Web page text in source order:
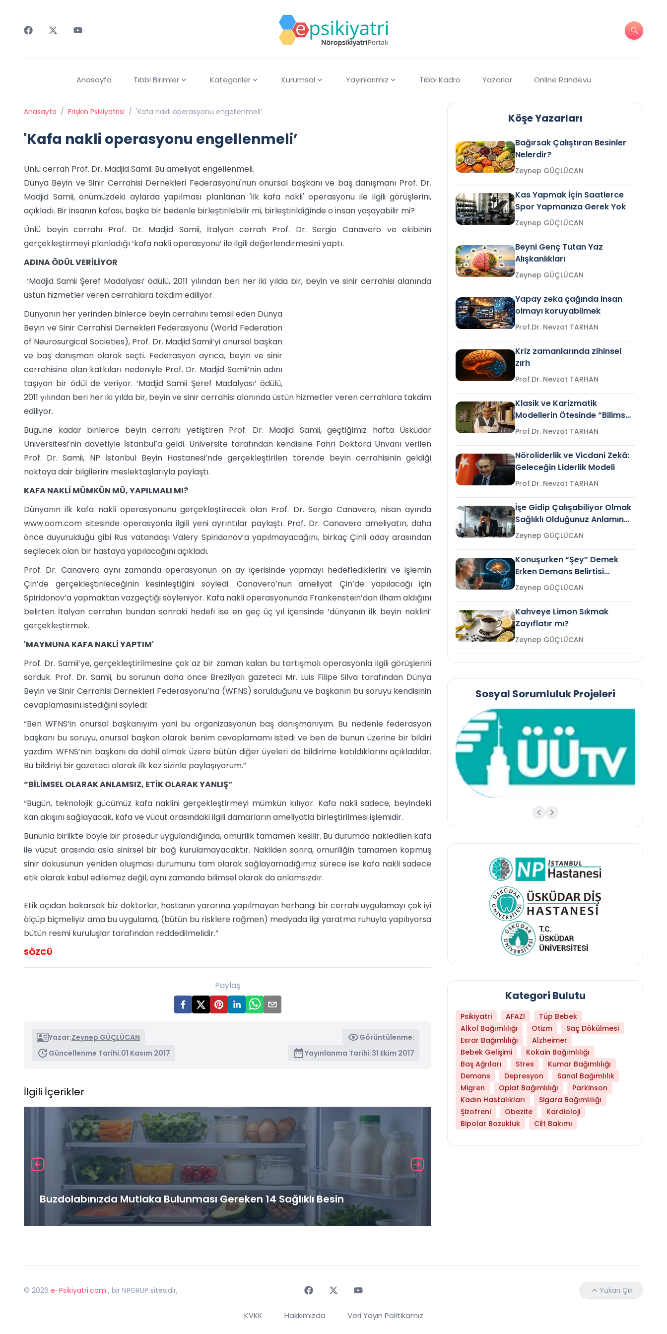
Anasayfa Tıbbi Birimler Kategoriler Kurumsal Yayınlarımız Tıbbi Kadro Yazarlar Online Randevu
Anasayfa / Erişkin Psikiyatrisi / 'Kafa nakli operasyonu engellenmeli’
'Kafa nakli operasyonu engellenmeli’
Ünlü cerrah Prof. Dr. Madjid Samii: Bu ameliyat engellenmeli.
Dünya Beyin ve Sinir Cerrahisi Dernekleri Federasyonu'nun onursal başkanı ve baş danışmanı Prof. Dr.
Madjid Samii, önümüzdeki aylarda yapılması planlanan 'ilk kafa nakli' operasyonu ile ilgili görüşlerini,
açıkladı. Bir insanın kafası, başka bir bedenle birleştirilebilir mi, birleştirildiğinde o insan yaşayabilir mi?
Ünlü beyin cerrahı Prof. Dr. Madjid Samii, İtalyan cerrah Prof. Dr. Sergio Canavero ve ekibinin
gerçekleştirmeyi planladığı ‘kafa nakli operasyonu’ ile ilgili değerlendirmesini yaptı.
ADINA ÖDÜL VERİLİYOR
‘Madjid Samii Şeref Madalyası’ ödülü, 2011 yılından beri her iki yılda bir, beyin ve sinir cerrahisi alanında
üstün hizmetler veren cerrahlara takdim ediliyor.
Dünyanın her yerinden binlerce beyin cerrahını temsil eden Dünya
Beyin ve Sinir Cerrahisi Dernekleri Federasyonu (World Federation
of Neurosurgical Societies), Prof. Dr. Madjid Samii’yi onursal başkan
ve baş danışman olarak seçti. Federasyon ayrıca, beyin ve sinir
cerrahisine olan katkıları nedeniyle Prof. Dr. Madjid Samii’nin adını
taşıyan bir ödül de veriyor. ‘Madjid Samii Şeref Madalyası’ ödülü,
2011 yılından beri her iki yılda bir, beyin ve sinir cerrahisi alanında üstün hizmetler veren cerrahlara takdim
ediliyor.
Bugüne kadar binlerce beyin cerrahı yetiştiren Prof. Dr. Madjid Samii, geçtiğimiz hafta Üsküdar
Üniversitesi’nin davetiyle İstanbul’a geldi. Üniversite tarafından kendisine Fahri Doktora Ünvanı verilen
Prof. Dr. Samii, NP İstanbul Beyin Hastanesi’nde gerçekleştirilen törende beyin cerrahisinin geldiği
noktaya dair bilgilerini meslektaşlarıyla paylaştı.
KAFA NAKLİ MÜMKÜN MÜ, YAPILMALI MI?
Dünyanın ilk kafa nakli operasyonunu gerçekleştirecek olan Prof. Dr. Sergio Canavero, nisan ayında
www.oom.com sitesinde operasyonla ilgili yeni ayrıntılar paylaştı. Prof. Dr. Canavero ameliyatın, daha
önce duyurulduğu gibi Rus vatandaşı Valery Spiridonov’a yapılmayacağını, birkaç Çinli aday arasından
seçilecek olan bir hastaya yapılacağını açıkladı.
Prof. Dr. Canavero aynı zamanda operasyonun on ay içerisinde yapmayı hedeflediklerini ve işlemin
Çin’de gerçekleştirileceğinin kesinleştiğini söyledi. Canavero’nun ameliyat Çin’de yapılacağı için
Spiridonov’a yapmaktan vazgeçtiği söyleniyor. Kafa nakli operasyonunda Frankenstein’dan ilham aldığını
belirten İtalyan cerrahın bundan sonraki hedefi ise en geç üç yıl içerisinde ‘dünyanın ilk beyin naklini’
gerçekleştirmek.
'MAYMUNA KAFA NAKLİ YAPTIM'
Prof. Dr. Samii’ye, gerçekleştirilmesine çok az bir zaman kalan bu tartışmalı operasyonla ilgili görüşlerini
sorduk. Prof. Dr. Samii, bu sorunun daha önce Brezilyalı gazeteci Mr. Luis Filipe Silva tarafından Dünya
Beyin ve Sinir Cerrahisi Dernekleri Federasyonu’na (WFNS) sorulduğunu ve başkanın bu soruyu kendisinin
cevaplamasını istediğini söyledi:
“Ben WFNS’in onursal başkanıyım yani bu organizasyonun baş danışmanıyım. Bu nedenle federasyon
başkanı bu soruyu, onursal başkan olarak benim cevaplamamı istedi ve ben de bunun üzerine bir bildiri
yazdım. WFNS’nin başkanı da dahil olmak üzere bütün diğer üyeleri de bildirime katıldıklarını açıkladılar.
Bu bildiriyi bir gazeteci olarak ilk kez sizinle paylaşıyorum.”
“BİLİMSEL OLARAK ANLAMSIZ, ETİK OLARAK YANLIŞ”
“Bugün, teknolojik gücümüz kafa naklini gerçekleştirmeyi mümkün kılıyor. Kafa nakli sadece, beyindeki
kan akışını sağlayacak, kafa ve vücut arasındaki ilgili damarların ameliyatla birleştirilmesi işlemidir.
Bununla birlikte böyle bir prosedür uygulandığında, omurilik tamamen kesilir. Bu durumda nakledilen kafa
ile vücut arasında asla sinirsel bir bağ kurulamayacaktır. Nakilden sonra, omuriliğin tamamen kopmuş
sinir dokusunun yeniden oluşması durumunu tam olarak sağlayamadığımız sürece ise kafa nakli sadece
etik olarak kabul edilemez değil, aynı zamanda bilimsel olarak da anlamsızdır.
Etik açıdan bakarsak biz doktorlar, hastanın yararına yapılmayan herhangi bir cerrahi uygulamayı çok iyi
ölçüp biçmeliyiz ama bu uygulama, (bütün bu risklere rağmen) medyada ilgi yaratma ruhuyla yapılıyorsa
bütün resmi kuruluşlar tarafından reddedilmelidir.”
SÖZCÜ
Paylaş
Yazar:Zeynep GÜÇLÜCAN
Görüntülenme:
Güncellenme Tarihi:01 Kasım 2017 Yayınlanma Tarihi:31 Ekim 2017
İlgili İçerikler
Buzdolabınızda Mutlaka Bulunması Gereken 14 Sağlıklı Besin
Köşe Yazarları
Bağırsak Çalıştıran Besinler
Nelerdir?
Zeynep GÜÇLÜCAN
Kas Yapmak İçin Saatlerce
Spor Yapmanıza Gerek Yok
Zeynep GÜÇLÜCAN
Beyni Genç Tutan Yaz
Alışkanlıkları
Zeynep GÜÇLÜCAN
Yapay zeka çağında insan
olmayı koruyabilmek
Prof.Dr. Nevzat TARHAN
Kriz zamanlarında zihinsel
zırh
Prof.Dr. Nevzat TARHAN
Klasik ve Karizmatik
Modellerin Ötesinde “Bilimsel
Liderlik”
Prof.Dr. Nevzat TARHAN
Nöroliderlik ve Vicdani Zekâ:
Geleceğin Liderlik Modeli
Prof.Dr. Nevzat TARHAN
İşe Gidip Çalışabiliyor Olmak
Sağlıklı Olduğunuz Anlamına
Gelir mi?Zeynep GÜÇLÜCAN
Konuşurken “Şey” Demek
Erken Demans Belirtisi
Olabilir mi?Zeynep GÜÇLÜCAN
Kahveye Limon Sıkmak
Zayıflatır mı?
Zeynep GÜÇLÜCAN
Sosyal Sorumluluk Projeleri
Kategori Bulutu
Psikiyatri AFAZİ
Tüp Bebek
Alkol Bağımlılığı
Otizm
Saç Dökülmesi
Esrar Bağımlılığı
Alzheimer
Bebek Gelişimi
Kokain Bağımlılığı
Baş Ağrıları
Stres
Kumar Bağımlılığı
Demans
Depresyon
Sanal Bağımlılık
Migren
Opiat Bağımlılığı
Parkinson
Kadın Hastalıkları
Sigara Bağımlılığı
Şizofreni
Obezite
Kardioloji
Bipolar Bozukluk
Cilt Bakımı
© 2026 e-Psikiyatri.com , bir NPGRUP sitesidir, Yukarı Çık
KVKK Hakkımızda Veri Yayın Politikamız